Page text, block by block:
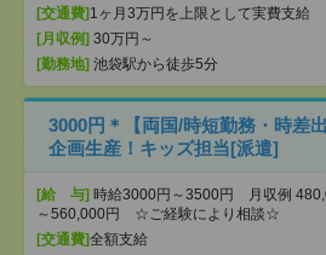
[交通費] 1ヶ月3万円を上限として実費支給
[月収例] 30万円～
[勤務地] 池袋駅から徒歩5分
3000円＊【両国/時短勤務・時差
企画生産！キッズ担当[派遣]
[給 与] 時給3000円～3500円 月収例
～560,000円 ☆ご経験により相談☆
[交通費]全額支給